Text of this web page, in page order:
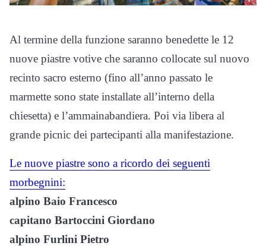
Al termine della funzione saranno benedette le 12
nuove piastre votive che saranno collocate sul nuovo
recinto sacro esterno (fino all’anno passato le
marmette sono state installate all’interno della
chiesetta) e l’ammainabandiera. Poi via libera al
grande picnic dei partecipanti alla manifestazione.
Le nuove piastre sono a ricordo dei seguenti
morbegnini:
alpino Baio Francesco
capitano Bartoccini Giordano
alpino Furlini Pietro